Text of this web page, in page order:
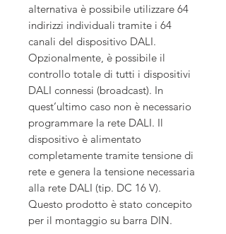
alternativa è possibile utilizzare 64
indirizzi individuali tramite i 64
canali del dispositivo DALI.
Opzionalmente, è possibile il
controllo totale di tutti i dispositivi
DALI connessi (broadcast). In
quest’ultimo caso non è necessario
programmare la rete DALI. Il
dispositivo è alimentato
completamente tramite tensione di
rete e genera la tensione necessaria
alla rete DALI (tip. DC 16 V).
Questo prodotto è stato concepito
per il montaggio su barra DIN.